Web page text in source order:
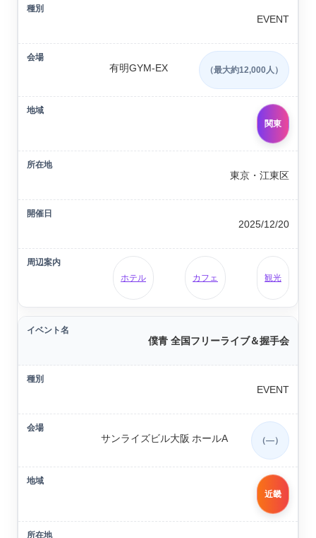
EVENT
有明GYM-EX （最大約12,000人）
関東
東京・江東区
2025/12/20
ホテル カフェ 観光
僕青 全国フリーライブ＆握手会
EVENT
サンライズビル大阪 ホールA （—）
近畿